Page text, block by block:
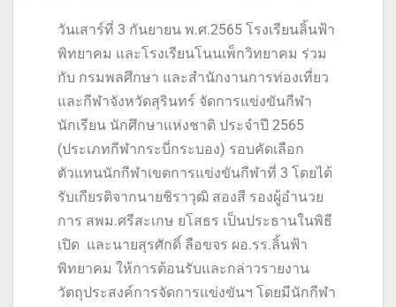
วันเสาร์ที่ 3 กันยายน พ.ศ.2565 โรงเรียนลิ้นฟ้า
พิทยาคม และโรงเรียนโนนเพ็กวิทยาคม ร่วม
กับ กรมพลศึกษา และสำนักงานการท่องเที่ยว
และกีฬาจังหวัดสุรินทร์ จัดการแข่งขันกีฬา
นักเรียน นักศึกษาแห่งชาติ ประจำปี 2565
(ประเภทกีฬากระบี่กระบอง) รอบคัดเลือก
ตัวแทนนักกีฬาเขตการแข่งขันกีฬาที่ 3 โดยได้
รับเกียรติจากนายชิราวุฒิ สองสี รองผู้อำนวย
การ สพม.ศรีสะเกษ ยโสธร เป็นประธานในพิธี
เปิด และนายสุรศักดิ์ ลือขจร ผอ.รร.ลิ้นฟ้า
พิทยาคม ให้การต้อนรับและกล่าวรายงาน
วัตถุประสงค์การจัดการแข่งขันฯ โดยมีนักกีฬา